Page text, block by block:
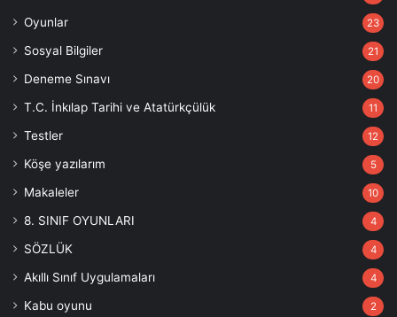
Oyunlar 23
Sosyal Bilgiler 21
Deneme Sınavı 20
T.C. İnkılap Tarihi ve Atatürkçülük 11
Testler 12
Köşe yazılarım 5
Makaleler 10
8. SINIF OYUNLARI 4
SÖZLÜK 4
Akıllı Sınıf Uygulamaları 4
Kabu oyunu 2